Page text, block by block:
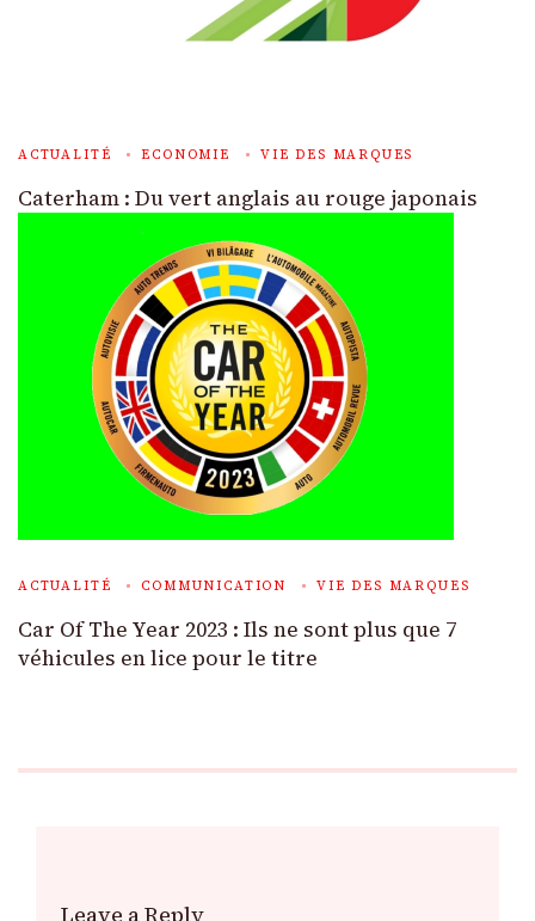
ACTUALITÉ ECONOMIE VIE DES MARQUES
Caterham : Du vert anglais au rouge japonais
ACTUALITÉ COMMUNICATION VIE DES MARQUES
Car Of The Year 2023 : Ils ne sont plus que 7
véhicules en lice pour le titre
Leave a Reply